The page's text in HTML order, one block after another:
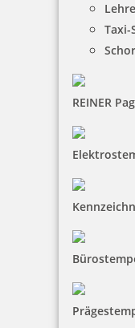
Taxi-
REINER